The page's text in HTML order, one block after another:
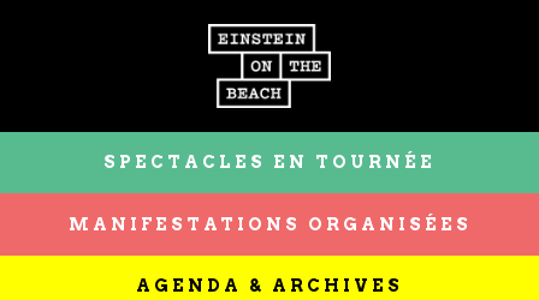
SPECTACLES EN TOURNÉE
MANIFESTATIONS ORGANISÉES
AGENDA & ARCHIVES